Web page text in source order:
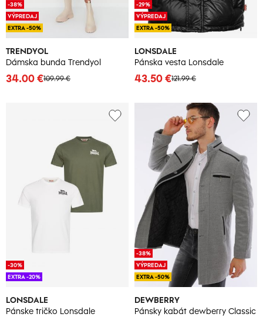
TRENDYOL
Dámska bunda Trendyol
109.99 €
34.00 €
-38%
VÝPREDAJ
EXTRA -50%
LONSDALE
Pánska vesta Lonsdale
121.99 €
43.50 €
-29%
VÝPREDAJ
EXTRA -50%
LONSDALE
Pánske tričko Lonsdale
-30%
EXTRA -20%
DEWBERRY
Pánsky kabát dewberry Classic
-38%
VÝPREDAJ
EXTRA -50%